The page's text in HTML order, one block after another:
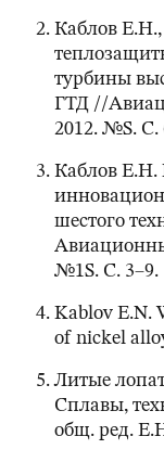
Каблов
турбины
ГТД //
2012. №S. С.
Каблов Е.Н.
шестого
№1S. С. 3–9.
Kablov E.N.
of nickel
Литые
Сплавы,
общ. ред.